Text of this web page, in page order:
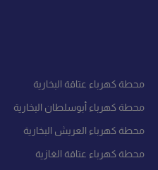
محطة كهرباء عتاقة البخارية
محطة كهرباء أبوسلطان البخارية
محطة كهرباء العريش البخارية
محطة كهرباء عتاقة الغازية